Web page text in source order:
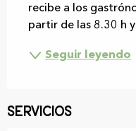
recibe a los
partir de las 8.30 h y
Seguir leyendo
Servicios